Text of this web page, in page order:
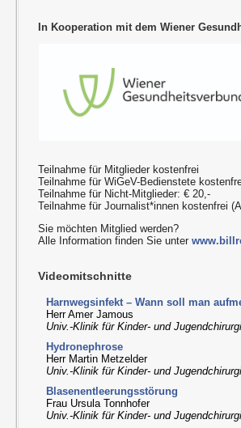
In Kooperation mit dem Wiener
Teilnahme für Mitglieder kostenfrei
Teilnahme für WiGeV-Bedienstete
Teilnahme für Nicht-Mitglieder: € 20,-
Teilnahme für Journalist*innen kostenfrei
Sie möchten Mitglied werden?
Alle Information finden Sie unter
Videomitschnitte
Harnwegsinfekt – Wann soll man
Herr Amer Jamous
Univ.-Klinik für Kinder- und
Hydronephrose
Herr Martin Metzelder
Univ.-Klinik für Kinder- und
Blasenentleerungsstörung
Frau Ursula Tonnhofer
Univ.-Klinik für Kinder- und